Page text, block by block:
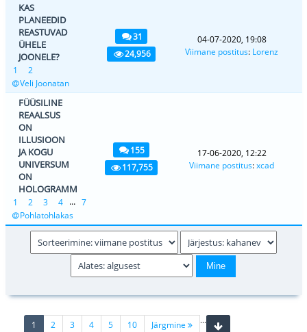
KAS
PLANEEDID
REASTUVAD
ÜHELE
JOONELE?
1
2
Veli Joonatan
31
24,956
04-07-2020, 19:08
Viimane postitus: Lorenz
FÜÜSILINE
REAALSUS
ON
ILLUSIOON
JA KOGU
UNIVERSUM
ON
HOLOGRAMM
1 2 3 4 ... 7
Pohlatohlakas
155
117,755
17-06-2020, 12:22
Viimane postitus:xcad
1 (current)
2 3 4 5 ...
10 Järgmine